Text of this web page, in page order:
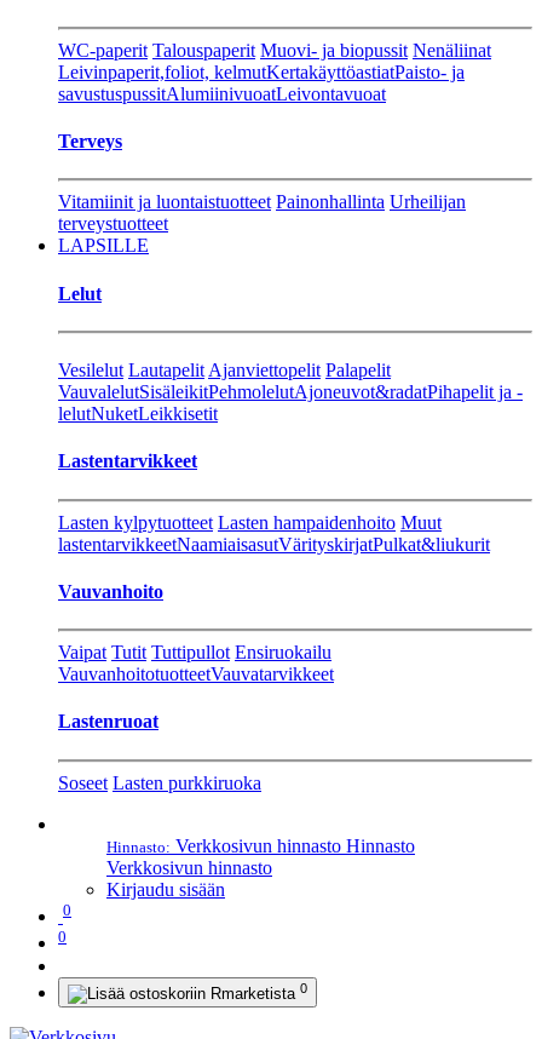
WC-paperit Talouspaperit Muovi- ja biopussit Nenäliinat
Leivinpaperit,foliot, kelmutKertakäyttöastiatPaisto- ja
savustuspussitAlumiinivuoatLeivontavuoat
Terveys
Vitamiinit ja luontaistuotteet Painonhallinta Urheilijan
terveystuotteet
LAPSILLE
Lelut
Vesilelut Lautapelit Ajanviettopelit Palapelit
VauvalelutSisäleikitPehmolelutAjoneuvot&radatPihapelit ja -
lelutNuketLeikkisetit
Lastentarvikkeet
Lasten kylpytuotteet Lasten hampaidenhoito Muut
lastentarvikkeetNaamiaisasutVärityskirjatPulkat&liukurit
Vauvanhoito
Vaipat Tutit Tuttipullot Ensiruokailu
VauvanhoitotuotteetVauvatarvikkeet
Lastenruoat
Soseet Lasten purkkiruoka
Hinnasto: Verkkosivun hinnasto Hinnasto
Verkkosivun hinnasto
Kirjaudu sisään
0
0
0